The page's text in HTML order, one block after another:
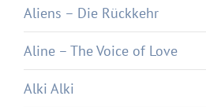
Aliens – Die Rückkehr
Aline – The Voice of Love
Alki Alki